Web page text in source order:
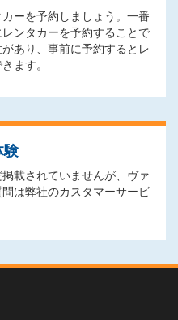
ーを予約しましょう。一番
ンタカーを予約することで
あり、事前に予約するとレ
ます。
験
載されていませんが、ヴァ
は弊社のカスタマーサービ